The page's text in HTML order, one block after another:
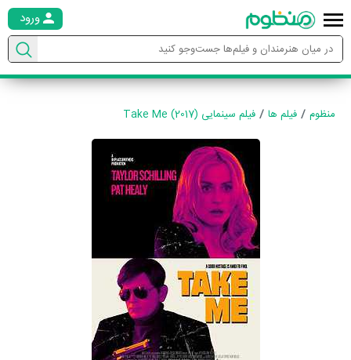
ورود
منظوم فیلم ها فیلم سینمایی Take Me (2017)